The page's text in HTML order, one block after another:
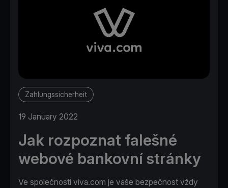
Zahlungssicherheit
19 January 2022
Jak rozpoznat falešné
webové bankovní stránky
Ve společnosti viva.com je vaše bezpečnost vždy